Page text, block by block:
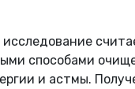
способами
и астмы.